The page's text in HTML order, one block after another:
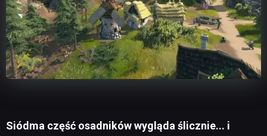
Siódma część osadników wygląda ślicznie... i